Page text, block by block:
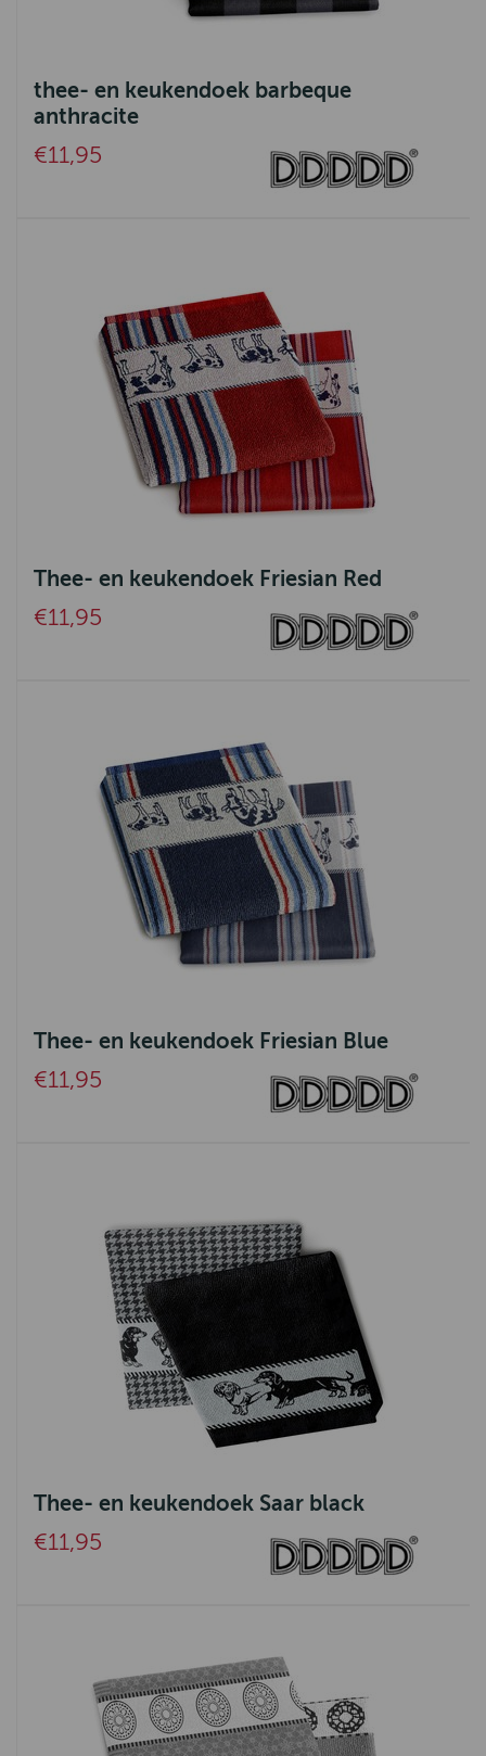
thee- en keukendoek barbeque
anthracite
€11,95
Thee- en keukendoek Friesian Red
€11,95
Thee- en keukendoek Friesian Blue
€11,95
Thee- en keukendoek Saar black
€11,95